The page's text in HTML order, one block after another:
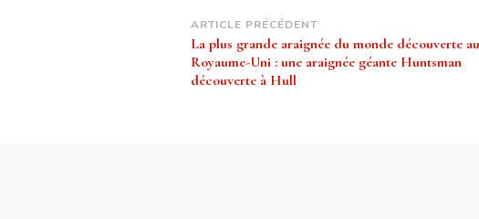
Navigation
d’article
ARTICLE PRÉCÉDENT
La plus grande araignée du monde découverte au
Royaume-Uni : une araignée géante Huntsman
découverte à Hull